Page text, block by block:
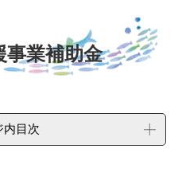
事業補助金
内目次